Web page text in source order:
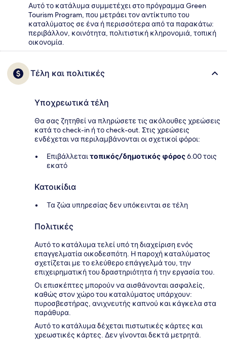
Αυτό το κατάλυμα συμμετέχει στο πρόγραμμα Green
Tourism Program, που μετράει τον αντίκτυπο του
καταλύματος σε ένα ή περισσότερα από τα παρακάτω:
περιβάλλον, κοινότητα, πολιτιστική κληρονομιά, τοπική
οικονομία.
Τέλη και πολιτικές
Υποχρεωτικά τέλη
Θα σας ζητηθεί να πληρώσετε τις ακόλουθες χρεώσεις
κατά το check-in ή το check-out. Στις χρεώσεις
ενδέχεται να περιλαμβάνονται οι σχετικοί φόροι:
Επιβάλλεταιτοπικός/δημοτικός φόρος6.00 τοις
εκατό
Κατοικίδια
Τα ζώα υπηρεσίας δεν υπόκεινται σε τέλη
Πολιτικές
Αυτό το κατάλυμα τελεί υπό τη διαχείριση ενός
επαγγελματία οικοδεσπότη. Η παροχή καταλύματος
σχετίζεται με το ελεύθερο επάγγελμά του, την
επιχειρηματική του δραστηριότητα ή την εργασία του.
Οι επισκέπτες μπορούν να αισθάνονται ασφαλείς,
καθώς στον χώρο του καταλύματος υπάρχουν:
πυροσβεστήρας, ανιχνευτής καπνού και κάγκελα στα
παράθυρα.
Αυτό το κατάλυμα δέχεται πιστωτικές κάρτες και
χρεωστικές κάρτες. Δεν γίνονται δεκτά μετρητά.